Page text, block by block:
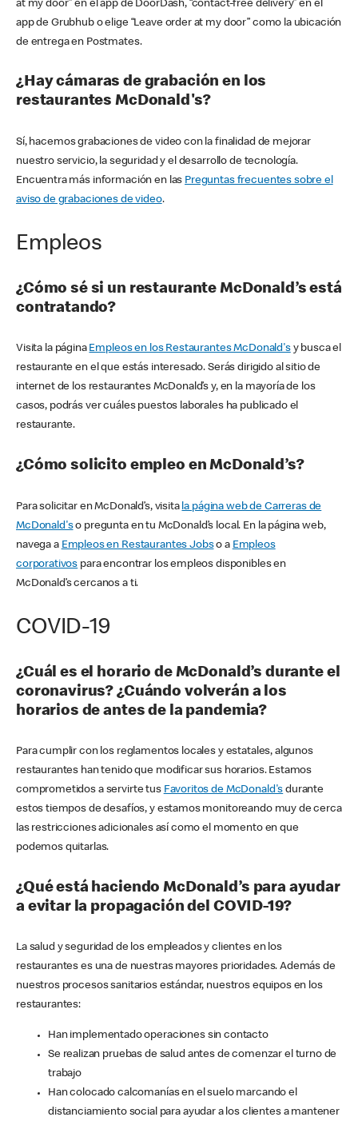
at my door” en el app de DoorDash, “contact-free delivery” en el
app de Grubhub o elige “Leave order at my door” como la ubicación
de entrega en Postmates.
¿Hay cámaras de grabación en los
restaurantes McDonald's?
Sí, hacemos grabaciones de video con la finalidad de mejorar
nuestro servicio, la seguridad y el desarrollo de tecnología.
Encuentra más información en las Preguntas frecuentes sobre el
aviso de grabaciones de video.
Empleos
¿Cómo sé si un restaurante McDonald’s está
contratando?
Visita la página Empleos en los Restaurantes McDonald'sy busca el
restaurante en el que estás interesado. Serás dirigido al sitio de
internet de los restaurantes McDonald’s y, en la mayoría de los
casos, podrás ver cuáles puestos laborales ha publicado el
restaurante.
¿Cómo solicito empleo en McDonald’s?
Para solicitar en McDonald’s, visita la página web de Carreras de
McDonald'so pregunta en tu McDonald’s local. En la página web,
navega a Empleos en Restaurantes Jobso a Empleos
corporativos para encontrar los empleos disponibles en
McDonald’s cercanos a ti.
COVID-19
¿Cuál es el horario de McDonald’s durante el
coronavirus? ¿Cuándo volverán a los
horarios de antes de la pandemia?
Para cumplir con los reglamentos locales y estatales, algunos
restaurantes han tenido que modificar sus horarios. Estamos
comprometidos a servirte tus Favoritos de McDonald's durante
estos tiempos de desafíos, y estamos monitoreando muy de cerca
las restricciones adicionales así como el momento en que
podemos quitarlas.
¿Qué está haciendo McDonald’s para ayudar
a evitar la propagación del COVID-19?
La salud y seguridad de los empleados y clientes en los
restaurantes es una de nuestras mayores prioridades. Además de
nuestros procesos sanitarios estándar, nuestros equipos en los
restaurantes:
Han implementado operaciones sin contacto
Se realizan pruebas de salud antes de comenzar el turno de
trabajo
Han colocado calcomanías en el suelo marcando el
distanciamiento social para ayudar a los clientes a mantener